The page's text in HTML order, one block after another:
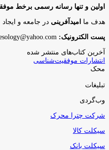
اولین و تنها رسانه رسمی برخط
هدف ما امیدآفرینی در جامعه و
پست الکترونیک:
آخرین کتاب‌های منتشر شده
انتشارات موفقیت‌شناسی
محک
تبلیغات
وب‌گردی
شرکت چترا محرک
سیکلت کالا
سیکلت بانک